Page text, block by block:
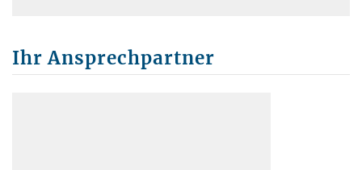
Ihr Ansprechpartner